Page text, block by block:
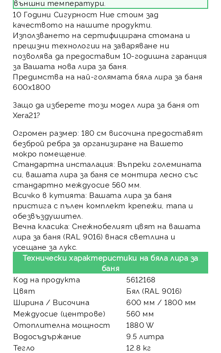
външни температури.
10 Години Сигурност Ние стоим зад
качеството на нашите продукти.
Използването на сертифицирана стомана и
прецизни технологии на заваряване ни
позволява да предоставим 10-годишна гаранция
за Вашата нова лира за баня.
Предимства на най-голямата бяла лира за баня
600х1800
Защо да изберете този модел лира за баня от
Xera21?
Огромен размер: 180 см височина предоставят
безброй ребра за организиране на Вашето
мокро помещение.
Стандартна инсталация: Въпреки големината
си, вашата лира за баня се монтира лесно със
стандартно междуосие 560 мм.
Всичко в кутията: Вашата лира за баня
пристига с пълен комплект крепежи, тапа и
обезвъздушител.
Вечна класика: Снежнобелият цвят на вашата
лира за баня (RAL 9016) внася светлина и
усещане за лукс.
Технически характеристики на бяла лира за
баня
Код на продукта
5612168
Цвят
Бял (RAL 9016)
Ширина / Височина
600 мм / 1800 мм
Междуосие (центрове)
560 мм
Отоплителна мощност
1880 W
Водосъдържание
9.5 литра
Тегло
12.8 кг